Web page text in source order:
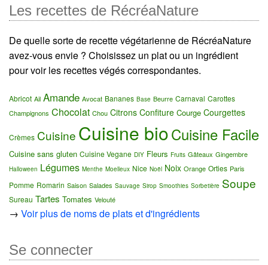
Les recettes de RécréaNature
De quelle sorte de recette végétarienne de RécréaNature
avez-vous envie ? Choisissez un plat ou un ingrédient
pour voir les recettes végés correspondantes.
Abricot Ail Amande Avocat Bananes Base Beurre Carnaval Carottes
Champignons Chocolat Chou Citrons Confiture Courge Courgettes
Crèmes Cuisine Cuisine bioCuisine Facile
Cuisine sans gluten Cuisine Vegane DIY Fleurs Fruits Gâteaux Gingembre
Halloween Légumes Menthe Moelleux Nice Noël Noix Orange Orties Paris
Pomme Romarin Saison Salades Sauvage Sirop Smoothies Sorbetière Soupe
Sureau Tartes Tomates Velouté
→ Voir plus de noms de plats et d'ingrédients
Se connecter